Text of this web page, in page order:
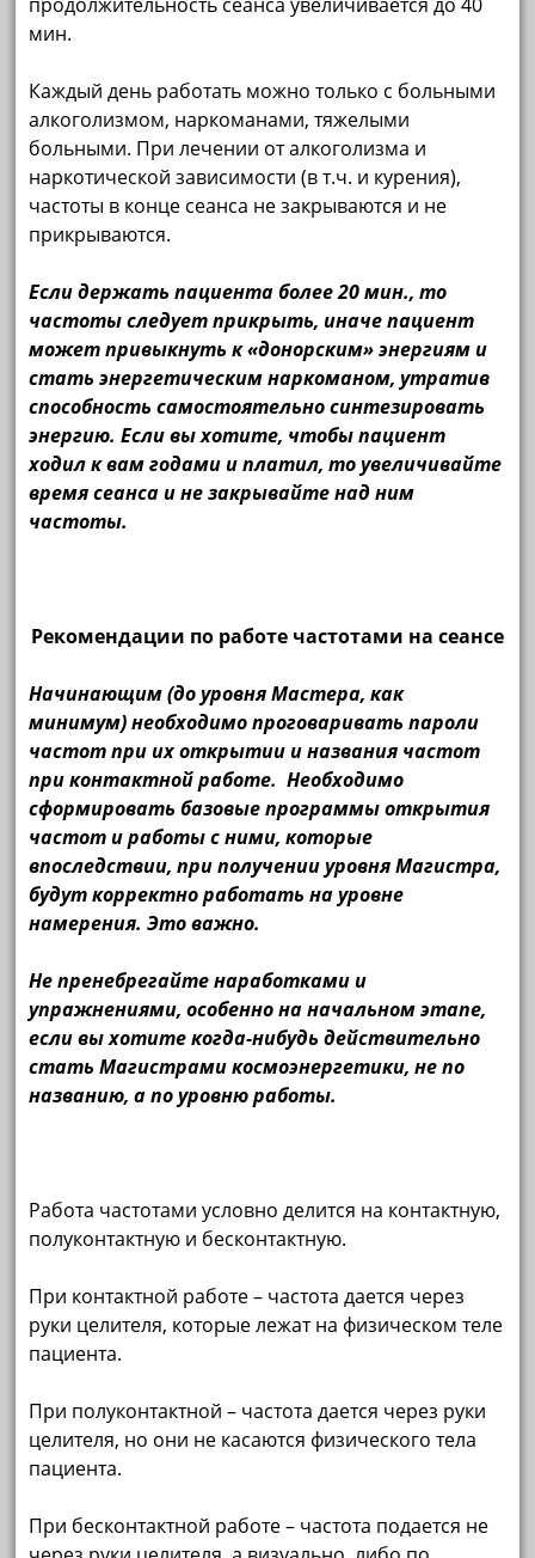
продолжительность сеанса увеличивается до 40
мин.
Каждый день работать можно только с больными
алкоголизмом, наркоманами, тяжелыми
больными. При лечении от алкоголизма и
наркотической зависимости (в т.ч. и курения),
частоты в конце сеанса не закрываются и не
прикрываются.
Если держать пациента более 20 мин., то
частоты следует прикрыть, иначе пациент
может привыкнуть к «донорским» энергиям и
стать энергетическим наркоманом, утратив
способность самостоятельно синтезировать
энергию. Если вы хотите, чтобы пациент
ходил к вам годами и платил, то увеличивайте
время сеанса и не закрывайте над ним
частоты.
Рекомендации по работе частотами на сеансе
Начинающим (до уровня Мастера, как
минимум) необходимо проговаривать пароли
частот при их открытии и названия частот
при контактной работе. Необходимо
сформировать базовые программы открытия
частот и работы с ними, которые
впоследствии, при получении уровня Магистра,
будут корректно работать на уровне
намерения. Это важно.
Не пренебрегайте наработками и
упражнениями, особенно на начальном этапе,
если вы хотите когда-нибудь действительно
стать Магистрами космоэнергетики, не по
названию, а по уровню работы.
Работа частотами условно делится на контактную,
полуконтактную и бесконтактную.
При контактной работе – частота дается через
руки целителя, которые лежат на физическом теле
пациента.
При полуконтактной – частота дается через руки
целителя, но они не касаются физического тела
пациента.
При бесконтактной работе – частота подается не